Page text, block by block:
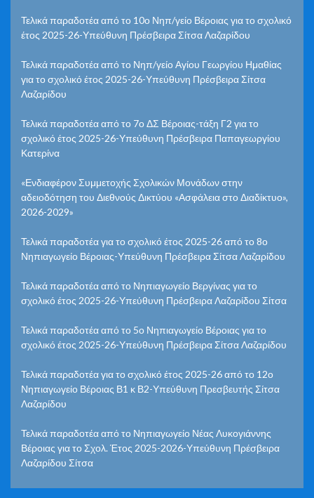
Τελικά παραδοτέα από το 10ο Νηπ/γείο Βέροιας για το σχολικό
έτος 2025-26-Υπεύθυνη Πρέσβειρα Σίτσα Λαζαρίδου
Τελικά παραδοτέα από το Νηπ/γείο Αγίου Γεωργίου Ημαθίας
για το σχολικό έτος 2025-26-Υπεύθυνη Πρέσβειρα Σίτσα
Λαζαρίδου
Τελικά παραδοτέα από το 7ο ΔΣ Βέροιας-τάξη Γ2 για το
σχολικό έτος 2025-26-Υπεύθυνη Πρέσβειρα Παπαγεωργίου
Κατερίνα
«Ενδιαφέρον Συμμετοχής Σχολικών Μονάδων στην
αδειοδότηση του Διεθνούς Δικτύου «Ασφάλεια στο Διαδίκτυο»,
2026-2029»
Τελικά παραδοτέα για το σχολικό έτος 2025-26 από το 8ο
Νηπιαγωγείο Βέροιας-Υπεύθυνη Πρέσβειρα Σίτσα Λαζαρίδου
Τελικά παραδοτέα από το Νηπιαγωγείο Βεργίνας για το
σχολικό έτος 2025-26-Υπεύθυνη Πρέσβειρα Λαζαρίδου Σίτσα
Τελικά παραδοτέα από το 5ο Νηπιαγωγείο Βέροιας για το
σχολικό έτος 2025-26-Υπεύθυνη Πρέσβειρα Σίτσα Λαζαρίδου
Τελικά παραδοτέα για το σχολικό έτος 2025-26 από το 12ο
Νηπιαγωγείο Βέροιας Β1 κ Β2-Υπεύθυνη Πρεσβευτής Σίτσα
Λαζαρίδου
Τελικά παραδοτέα από το Νηπιαγωγείο Νέας Λυκογιάννης
Βέροιας για το Σχολ. Έτος 2025-2026-Υπεύθυνη Πρέσβειρα
Λαζαρίδου Σίτσα